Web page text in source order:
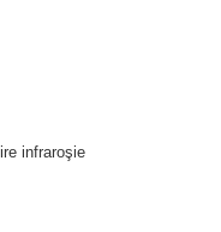
infraroşie